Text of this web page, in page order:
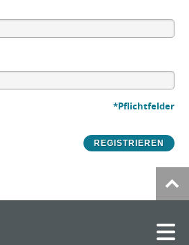
*Pflichtfelder